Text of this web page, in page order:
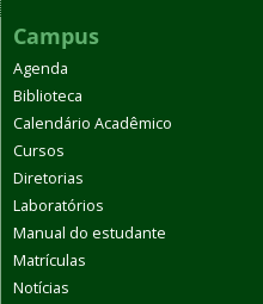
Campus
Agenda
Biblioteca
Calendário Acadêmico
Cursos
Diretorias
Laboratórios
Manual do estudante
Matrículas
Notícias